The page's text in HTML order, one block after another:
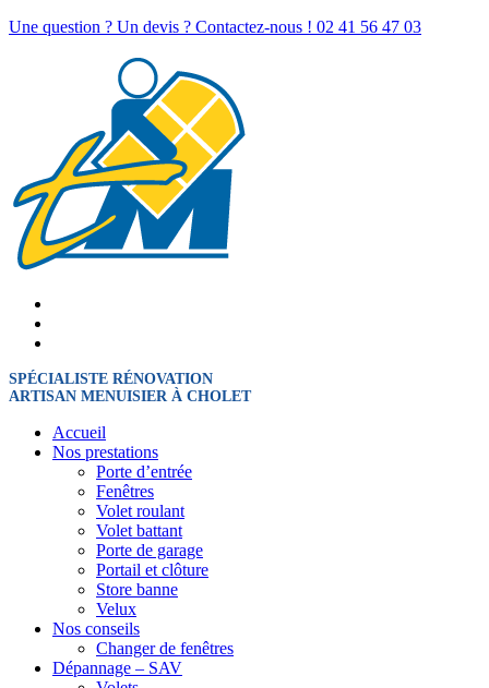
Une question ? Un devis ? Contactez-nous ! 02 41 56 47 03
SPÉCIALISTE RÉNOVATION
ARTISAN MENUISIER À CHOLET
Accueil
Nos prestations
Porte d’entrée
Fenêtres
Volet roulant
Volet battant
Porte de garage
Portail et clôture
Store banne
Velux
Nos conseils
Changer de fenêtres
Dépannage – SAV